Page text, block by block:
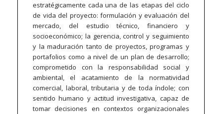
estratégicamente cada una de las etapas del ciclo
de vida del proyecto: formulación y evaluación del
mercado, del estudio técnico, financiero y
socioeconómico; la gerencia, control y seguimiento
y la maduración tanto de proyectos, programas y
portafolios como a nivel de un plan de desarrollo;
comprometido con la responsabilidad social y
ambiental, el acatamiento de la normatividad
comercial, laboral, tributaria y de toda índole; con
sentido humano y actitud investigativa, capaz de
tomar decisiones en contextos organizacionales